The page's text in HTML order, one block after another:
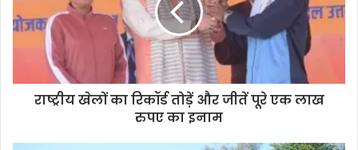
a
i
l
राष्ट्रीय खेलों का रिकॉर्ड तोड़ें और जीतें पूरे एक लाख
रुपए का इनाम